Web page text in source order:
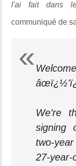
l'ai fait dans
communiqué de
We’re
signing
two-
27-year-